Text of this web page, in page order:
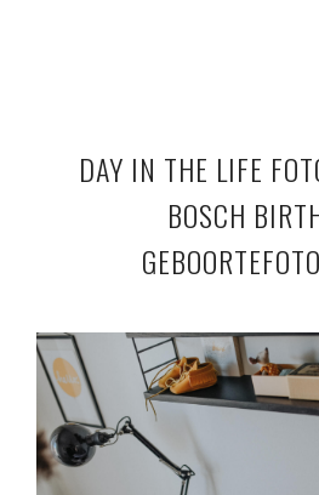
DAY IN THE LIFE
BOSCH